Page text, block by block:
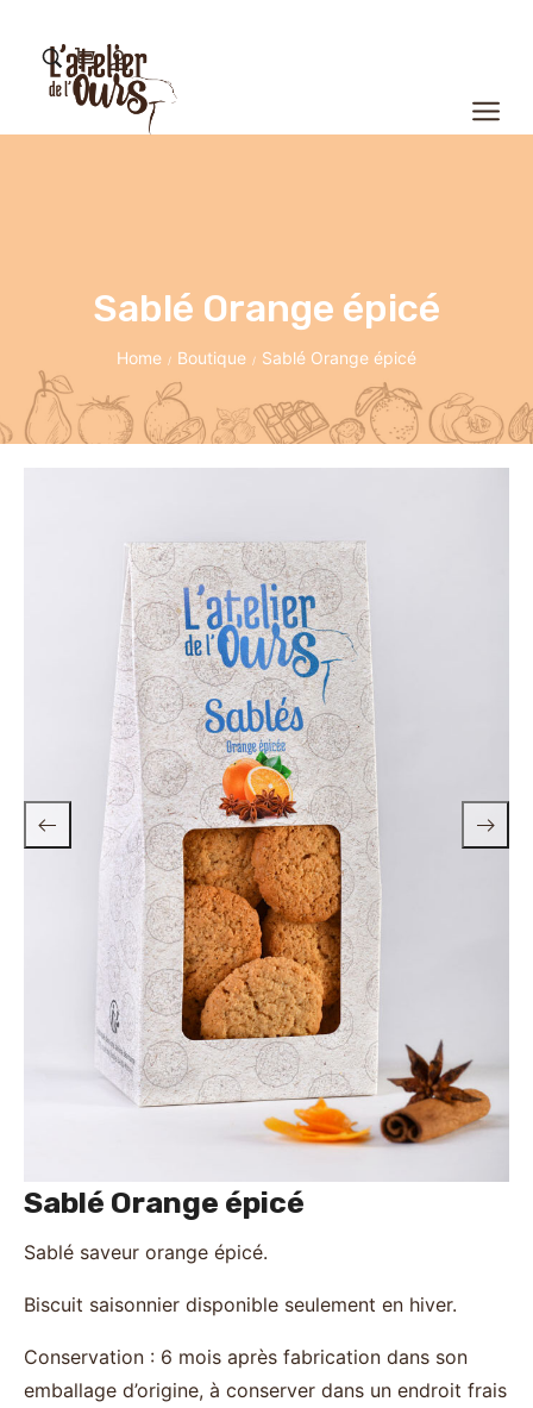
Sablé Orange épicé
Home / Boutique / Sablé Orange épicé
Sablé Orange épicé
Sablé saveur orange épicé.
Biscuit saisonnier disponible seulement en hiver.
Conservation : 6 mois après fabrication dans son
emballage d’origine, à conserver dans un endroit frais